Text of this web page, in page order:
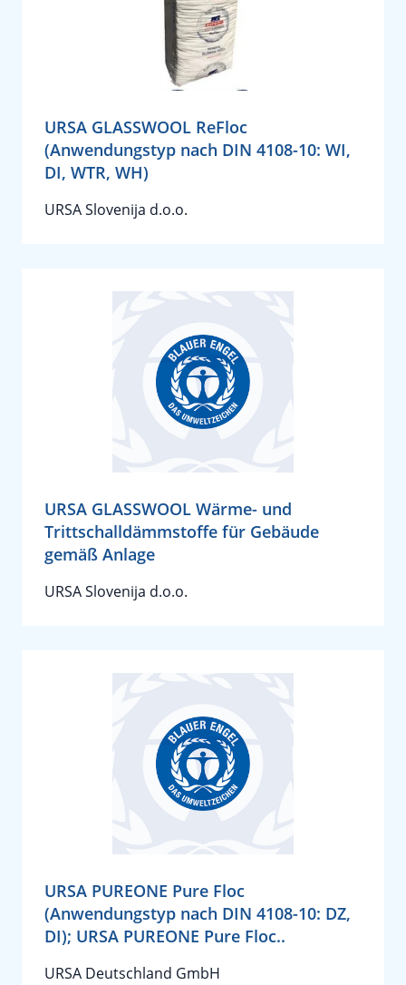
URSA GLASSWOOL ReFloc
(Anwendungstyp nach DIN 4108-10: WI,
DI, WTR, WH)
URSA Slovenija d.o.o.
URSA GLASSWOOL Wärme- und
Trittschalldämmstoffe für Gebäude
gemäß Anlage
URSA Slovenija d.o.o.
URSA PUREONE Pure Floc
(Anwendungstyp nach DIN 4108-10: DZ,
DI); URSA PUREONE Pure Floc..
URSA Deutschland GmbH